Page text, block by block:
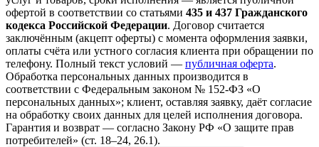
офертой в соответствии со статьями 435 и 437 Гражданского
кодекса Российской Федерации. Договор считается
заключённым (акцепт оферты) с момента оформления заявки,
оплаты счёта или устного согласия клиента при обращении по
телефону. Полный текст условий — публичная оферта.
Обработка персональных данных производится в
соответствии с Федеральным законом № 152-ФЗ «О
персональных данных»; клиент, оставляя заявку, даёт согласие
на обработку своих данных для целей исполнения договора.
Гарантия и возврат — согласно Закону РФ «О защите прав
потребителей» (ст. 18–24, 26.1).